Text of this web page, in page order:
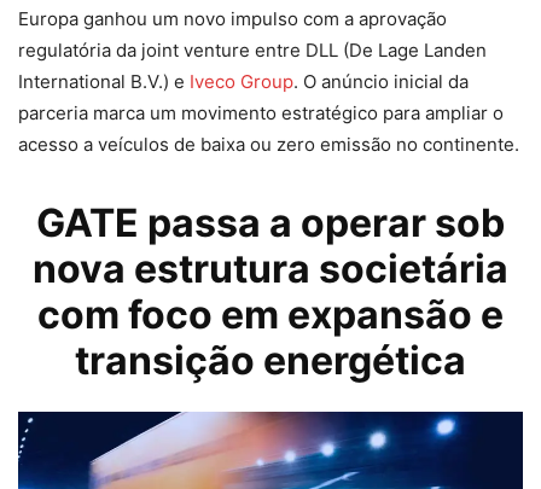
Europa ganhou um novo impulso com a aprovação
regulatória da joint venture entre DLL (De Lage Landen
International B.V.) e Iveco Group. O anúncio inicial da
parceria marca um movimento estratégico para ampliar o
acesso a veículos de baixa ou zero emissão no continente.
GATE passa a operar sob
nova estrutura societária
com foco em expansão e
transição energética